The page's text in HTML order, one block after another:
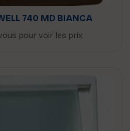
740 MD BIANCA
pour voir les prix